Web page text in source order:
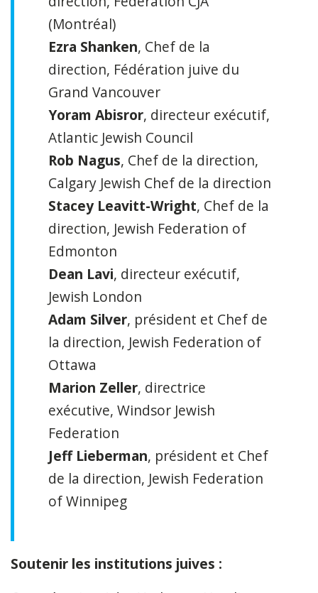
(Montréal)
Ezra Shanken, Chef de la
direction, Fédération juive du
Grand Vancouver
Yoram Abisror, directeur exécutif,
Atlantic Jewish Council
Rob Nagus, Chef de la direction,
Calgary Jewish Chef de la direction
Stacey Leavitt-Wright, Chef de la
direction, Jewish Federation of
Edmonton
Dean Lavi, directeur exécutif,
Jewish London
Adam Silver, président et Chef de
la direction, Jewish Federation of
Ottawa
Marion Zeller, directrice
exécutive, Windsor Jewish
Federation
Jeff Lieberman, président et Chef
de la direction, Jewish Federation
of Winnipeg
Soutenir les institutions juives :